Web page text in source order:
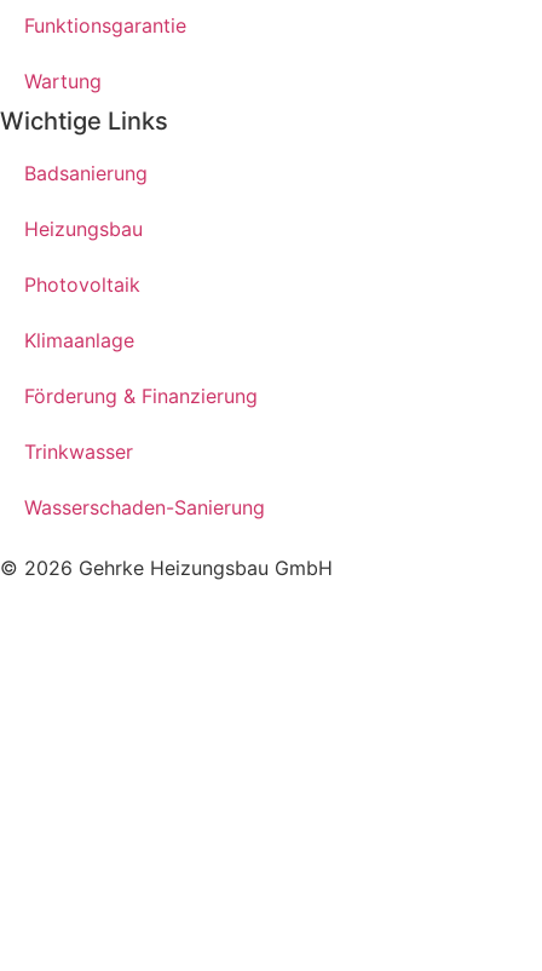
Funktionsgarantie
Wartung
Wichtige Links
Badsanierung
Heizungsbau
Photovoltaik
Klimaanlage
Förderung & Finanzierung
Trinkwasser
Wasserschaden-Sanierung
© 2026 Gehrke Heizungsbau GmbH